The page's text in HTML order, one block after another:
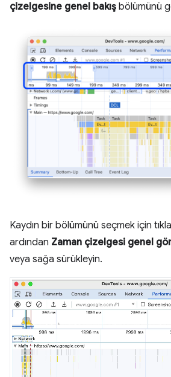
çizelgesine genel bakış bölümünü
Kaydın bir bölümünü seçmek için
ardından Zaman çizelgesi genel
veya sağa sürükleyin.